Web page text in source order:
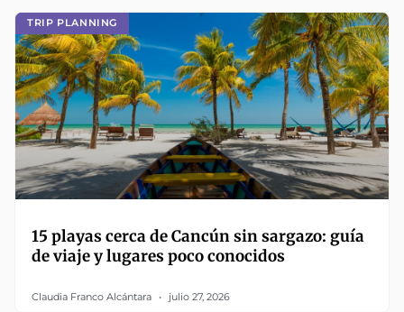
TRIP PLANNING
15 playas cerca de Cancún sin sargazo: guía
de viaje y lugares poco conocidos
Claudia Franco Alcántara julio 27, 2026